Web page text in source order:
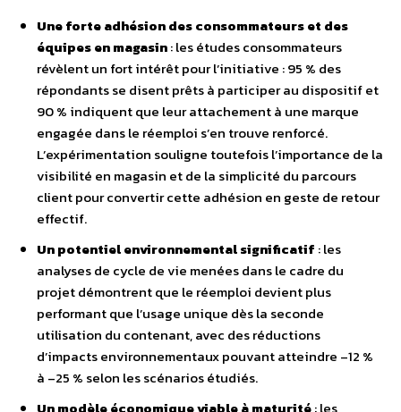
Une forte adhésion des consommateurs et des
équipes en magasin: les études consommateurs
révèlent un fort intérêt pour l’initiative : 95 % des
répondants se disent prêts à participer au dispositif et
90 % indiquent que leur attachement à une marque
engagée dans le réemploi s’en trouve renforcé.
L’expérimentation souligne toutefois l’importance de la
visibilité en magasin et de la simplicité du parcours
client pour convertir cette adhésion en geste de retour
effectif.
Un potentiel environnemental significatif : les
analyses de cycle de vie menées dans le cadre du
projet démontrent que le réemploi devient plus
performant que l’usage unique dès la seconde
utilisation du contenant, avec des réductions
d’impacts environnementaux pouvant atteindre –12 %
à –25 % selon les scénarios étudiés.